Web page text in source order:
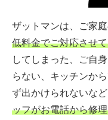
ザットマンは、ご家
低料金でご対応させ
してしまった、ご自
らない、キッチンか
ず出かけられないな
ッフがお電話から修